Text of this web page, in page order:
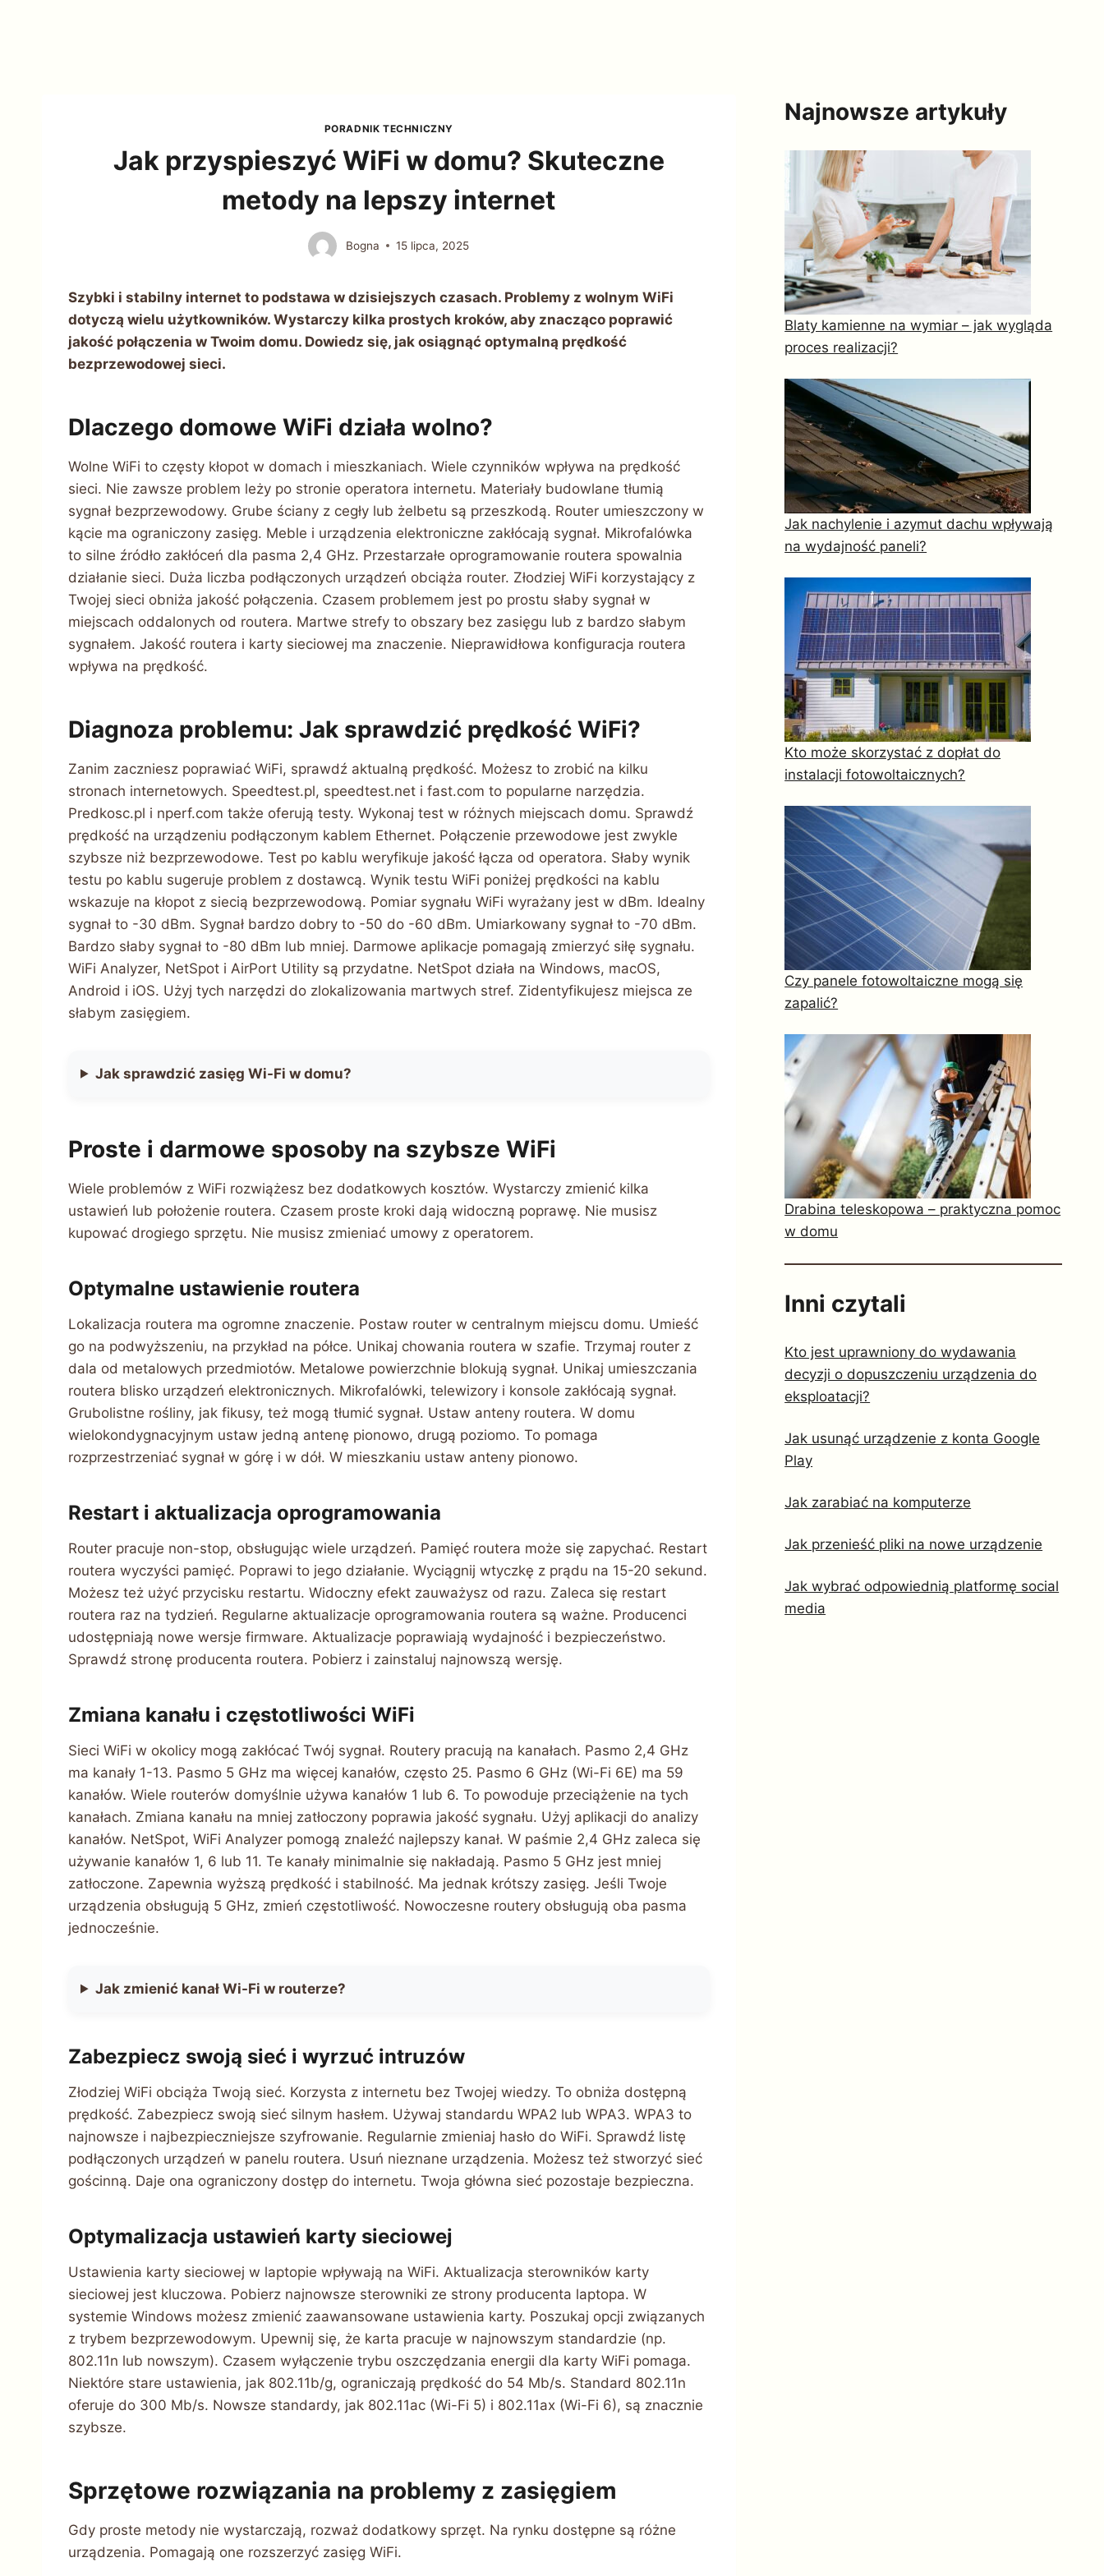
PORADNIK TECHNICZNY
Jak przyspieszyć WiFi w domu? Skuteczne
metody na lepszy internet
Bogna 15 lipca, 2025
Szybki i stabilny internet to podstawa w dzisiejszych czasach. Problemy z wolnym WiFi
dotyczą wielu użytkowników. Wystarczy kilka prostych kroków, aby znacząco poprawić
jakość połączenia w Twoim domu. Dowiedz się, jak osiągnąć optymalną prędkość
bezprzewodowej sieci.
Dlaczego domowe WiFi działa wolno?
Wolne WiFi to częsty kłopot w domach i mieszkaniach. Wiele czynników wpływa na prędkość
sieci. Nie zawsze problem leży po stronie operatora internetu. Materiały budowlane tłumią
sygnał bezprzewodowy. Grube ściany z cegły lub żelbetu są przeszkodą. Router umieszczony w
kącie ma ograniczony zasięg. Meble i urządzenia elektroniczne zakłócają sygnał. Mikrofalówka
to silne źródło zakłóceń dla pasma 2,4 GHz. Przestarzałe oprogramowanie routera spowalnia
działanie sieci. Duża liczba podłączonych urządzeń obciąża router. Złodziej WiFi korzystający z
Twojej sieci obniża jakość połączenia. Czasem problemem jest po prostu słaby sygnał w
miejscach oddalonych od routera. Martwe strefy to obszary bez zasięgu lub z bardzo słabym
sygnałem. Jakość routera i karty sieciowej ma znaczenie. Nieprawidłowa konfiguracja routera
wpływa na prędkość.
Diagnoza problemu: Jak sprawdzić prędkość WiFi?
Zanim zaczniesz poprawiać WiFi, sprawdź aktualną prędkość. Możesz to zrobić na kilku
stronach internetowych. Speedtest.pl, speedtest.net i fast.com to popularne narzędzia.
Predkosc.pl i nperf.com także oferują testy. Wykonaj test w różnych miejscach domu. Sprawdź
prędkość na urządzeniu podłączonym kablem Ethernet. Połączenie przewodowe jest zwykle
szybsze niż bezprzewodowe. Test po kablu weryfikuje jakość łącza od operatora. Słaby wynik
testu po kablu sugeruje problem z dostawcą. Wynik testu WiFi poniżej prędkości na kablu
wskazuje na kłopot z siecią bezprzewodową. Pomiar sygnału WiFi wyrażany jest w dBm. Idealny
sygnał to -30 dBm. Sygnał bardzo dobry to -50 do -60 dBm. Umiarkowany sygnał to -70 dBm.
Bardzo słaby sygnał to -80 dBm lub mniej. Darmowe aplikacje pomagają zmierzyć siłę sygnału.
WiFi Analyzer, NetSpot i AirPort Utility są przydatne. NetSpot działa na Windows, macOS,
Android i iOS. Użyj tych narzędzi do zlokalizowania martwych stref. Zidentyfikujesz miejsca ze
słabym zasięgiem.
Jak sprawdzić zasięg Wi-Fi w domu?
Proste i darmowe sposoby na szybsze WiFi
Wiele problemów z WiFi rozwiążesz bez dodatkowych kosztów. Wystarczy zmienić kilka
ustawień lub położenie routera. Czasem proste kroki dają widoczną poprawę. Nie musisz
kupować drogiego sprzętu. Nie musisz zmieniać umowy z operatorem.
Optymalne ustawienie routera
Lokalizacja routera ma ogromne znaczenie. Postaw router w centralnym miejscu domu. Umieść
go na podwyższeniu, na przykład na półce. Unikaj chowania routera w szafie. Trzymaj router z
dala od metalowych przedmiotów. Metalowe powierzchnie blokują sygnał. Unikaj umieszczania
routera blisko urządzeń elektronicznych. Mikrofalówki, telewizory i konsole zakłócają sygnał.
Grubolistne rośliny, jak fikusy, też mogą tłumić sygnał. Ustaw anteny routera. W domu
wielokondygnacyjnym ustaw jedną antenę pionowo, drugą poziomo. To pomaga
rozprzestrzeniać sygnał w górę i w dół. W mieszkaniu ustaw anteny pionowo.
Restart i aktualizacja oprogramowania
Router pracuje non-stop, obsługując wiele urządzeń. Pamięć routera może się zapychać. Restart
routera wyczyści pamięć. Poprawi to jego działanie. Wyciągnij wtyczkę z prądu na 15-20 sekund.
Możesz też użyć przycisku restartu. Widoczny efekt zauważysz od razu. Zaleca się restart
routera raz na tydzień. Regularne aktualizacje oprogramowania routera są ważne. Producenci
udostępniają nowe wersje firmware. Aktualizacje poprawiają wydajność i bezpieczeństwo.
Sprawdź stronę producenta routera. Pobierz i zainstaluj najnowszą wersję.
Zmiana kanału i częstotliwości WiFi
Sieci WiFi w okolicy mogą zakłócać Twój sygnał. Routery pracują na kanałach. Pasmo 2,4 GHz
ma kanały 1-13. Pasmo 5 GHz ma więcej kanałów, często 25. Pasmo 6 GHz (Wi-Fi 6E) ma 59
kanałów. Wiele routerów domyślnie używa kanałów 1 lub 6. To powoduje przeciążenie na tych
kanałach. Zmiana kanału na mniej zatłoczony poprawia jakość sygnału. Użyj aplikacji do analizy
kanałów. NetSpot, WiFi Analyzer pomogą znaleźć najlepszy kanał. W paśmie 2,4 GHz zaleca się
używanie kanałów 1, 6 lub 11. Te kanały minimalnie się nakładają. Pasmo 5 GHz jest mniej
zatłoczone. Zapewnia wyższą prędkość i stabilność. Ma jednak krótszy zasięg. Jeśli Twoje
urządzenia obsługują 5 GHz, zmień częstotliwość. Nowoczesne routery obsługują oba pasma
jednocześnie.
Jak zmienić kanał Wi-Fi w routerze?
Zabezpiecz swoją sieć i wyrzuć intruzów
Złodziej WiFi obciąża Twoją sieć. Korzysta z internetu bez Twojej wiedzy. To obniża dostępną
prędkość. Zabezpiecz swoją sieć silnym hasłem. Używaj standardu WPA2 lub WPA3. WPA3 to
najnowsze i najbezpieczniejsze szyfrowanie. Regularnie zmieniaj hasło do WiFi. Sprawdź listę
podłączonych urządzeń w panelu routera. Usuń nieznane urządzenia. Możesz też stworzyć sieć
gościnną. Daje ona ograniczony dostęp do internetu. Twoja główna sieć pozostaje bezpieczna.
Optymalizacja ustawień karty sieciowej
Ustawienia karty sieciowej w laptopie wpływają na WiFi. Aktualizacja sterowników karty
sieciowej jest kluczowa. Pobierz najnowsze sterowniki ze strony producenta laptopa. W
systemie Windows możesz zmienić zaawansowane ustawienia karty. Poszukaj opcji związanych
z trybem bezprzewodowym. Upewnij się, że karta pracuje w najnowszym standardzie (np.
802.11n lub nowszym). Czasem wyłączenie trybu oszczędzania energii dla karty WiFi pomaga.
Niektóre stare ustawienia, jak 802.11b/g, ograniczają prędkość do 54 Mb/s. Standard 802.11n
oferuje do 300 Mb/s. Nowsze standardy, jak 802.11ac (Wi-Fi 5) i 802.11ax (Wi-Fi 6), są znacznie
szybsze.
Sprzętowe rozwiązania na problemy z zasięgiem
Gdy proste metody nie wystarczają, rozważ dodatkowy sprzęt. Na rynku dostępne są różne
urządzenia. Pomagają one rozszerzyć zasięg WiFi.
Najnowsze artykuły
Blaty kamienne na wymiar – jak wygląda
proces realizacji?
Jak nachylenie i azymut dachu wpływają
na wydajność paneli?
Kto może skorzystać z dopłat do
instalacji fotowoltaicznych?
Czy panele fotowoltaiczne mogą się
zapalić?
Drabina teleskopowa – praktyczna pomoc
w domu
Inni czytali
Kto jest uprawniony do wydawania
decyzji o dopuszczeniu urządzenia do
eksploatacji?
Jak usunąć urządzenie z konta Google
Play
Jak zarabiać na komputerze
Jak przenieść pliki na nowe urządzenie
Jak wybrać odpowiednią platformę social
media